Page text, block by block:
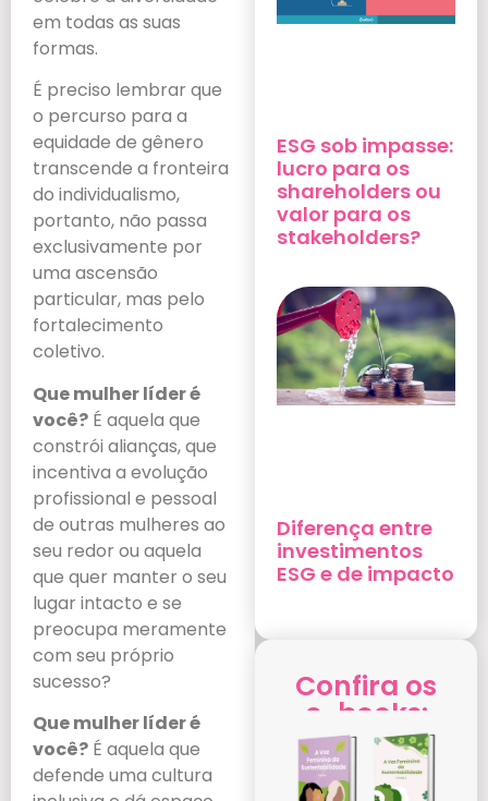
em todas as suas
formas.
É preciso lembrar que
o percurso para a
equidade de gênero
transcende a fronteira
do individualismo,
portanto, não passa
exclusivamente por
uma ascensão
particular, mas pelo
fortalecimento
coletivo.
Que mulher líder é
você? É aquela que
constrói alianças, que
incentiva a evolução
profissional e pessoal
de outras mulheres ao
seu redor ou aquela
que quer manter o seu
lugar intacto e se
preocupa meramente
com seu próprio
sucesso?
Que mulher líder é
você? É aquela que
defende uma cultura
ESG sob impasse:
lucro para os
shareholders ou
valor para os
stakeholders?
Diferença entre
investimentos
ESG e de impacto
Confira os
e-books: